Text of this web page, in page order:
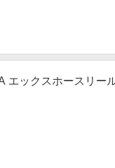
エックスホースリー